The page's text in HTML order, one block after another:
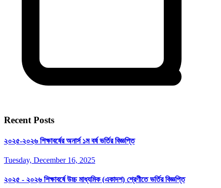
Recent Posts
২০২৫-২০২৬ শিক্ষাবর্ষের অনার্স ১ম বর্ষ ভর্তির বিজ্ঞপ্তি
Tuesday, December 16, 2025
২০২৫ - ২০২৬ শিক্ষাবর্ষে উচ্চ মাধ্যমিক (একাদশ) শ্রেণীতে ভর্তির বিজ্ঞপ্তি